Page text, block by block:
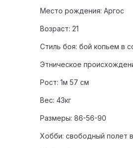
Место рождения: Аргос
Возраст: 21
Стиль боя: бой копьем в
Этническое
Рост: 1м 57 см
Вес: 43кг
Размеры: 86-56-90
Хобби: свободный полет